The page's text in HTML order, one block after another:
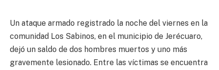
Un ataque armado registrado la noche del viernes en la
comunidad Los Sabinos, en el municipio de Jerécuaro,
dejó un saldo de dos hombres muertos y uno más
gravemente lesionado. Entre las víctimas se encuentra